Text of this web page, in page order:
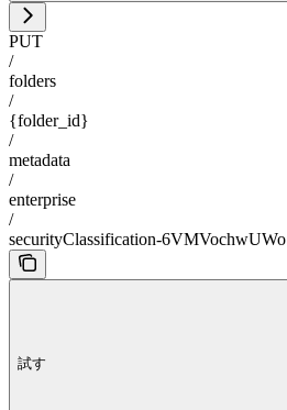
PUT
/
folders
/
{folder_id}
/
metadata
/
enterprise
/
securityClassification-6VMVochwUWo
試す